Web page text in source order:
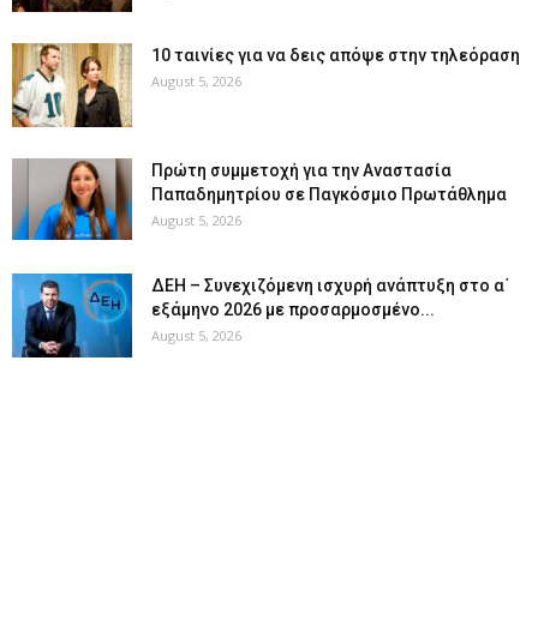
10 ταινίες για να δεις απόψε στην τηλεόραση
August 5, 2026
Πρώτη συμμετοχή για την Αναστασία
Παπαδημητρίου σε Παγκόσμιο Πρωτάθλημα
August 5, 2026
ΔΕΗ – Συνεχιζόμενη ισχυρή ανάπτυξη στο α΄
εξάμηνο 2026 με προσαρμοσμένο...
August 5, 2026